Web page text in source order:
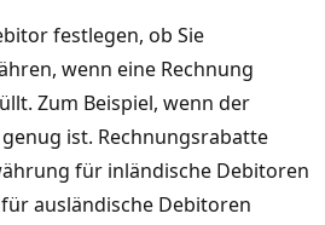
festlegen, ob Sie
wenn eine Rechnung
Zum Beispiel, wenn der
ist. Rechnungsrabatte
für inländische Debitoren
ausländische Debitoren